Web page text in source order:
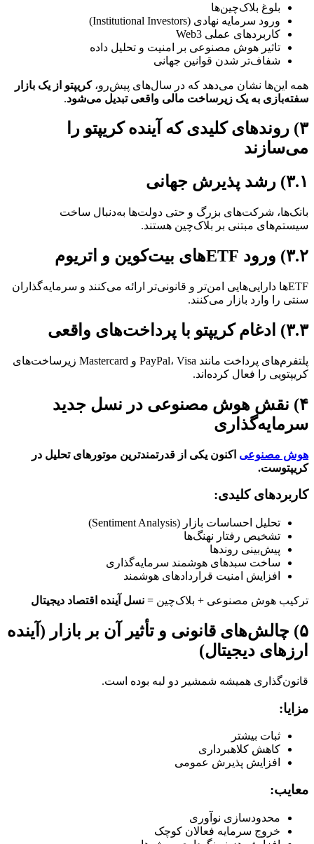
بلوغ بلاک‌چین‌ها
ورود سرمایه نهادی (Institutional Investors)
کاربردهای عملی Web3
تاثیر هوش مصنوعی بر امنیت و تحلیل داده
شفاف‌تر شدن قوانین جهانی
همه این‌ها نشان می‌دهد که در سال‌های پیش‌رو،کریپتو از یک بازار
سفته‌بازی به یک زیرساخت مالی واقعی تبدیل می‌شود.
۳) روندهای کلیدی که آینده کریپتو را
می‌سازند
۳.۱) رشد پذیرش جهانی
بانک‌ها، شرکت‌های بزرگ و حتی دولت‌ها به‌دنبال ساخت
سیستم‌های مبتنی بر بلاک‌چین هستند.
۳.۲) ورود ETFهای بیت‌کوین و اتریوم
ETFها دارایی‌هایی امن‌تر و قانونی‌تر ارائه می‌کنند و سرمایه‌گذاران
سنتی را وارد بازار می‌کنند.
۳.۳) ادغام کریپتو با پرداخت‌های واقعی
پلتفرم‌های پرداخت مانند PayPal، Visa و Mastercard زیرساخت‌های
کریپتویی را فعال کرده‌اند.
۴) نقش هوش مصنوعی در نسل جدید
سرمایه‌گذاری
هوش مصنوعی اکنون یکی از قدرتمندترین موتورهای تحلیل در
کریپتوست.
کاربردهای کلیدی:
تحلیل احساسات بازار (Sentiment Analysis)
تشخیص رفتار نهنگ‌ها
پیش‌بینی روندها
ساخت سبدهای هوشمند سرمایه‌گذاری
افزایش امنیت قراردادهای هوشمند
ترکیب هوش مصنوعی + بلاک‌چین = نسل آینده اقتصاد دیجیتال
۵) چالش‌های قانونی و تأثیر آن بر بازار
(آینده
ارزهای دیجیتال)
قانون‌گذاری همیشه شمشیر دو لبه بوده است.
مزایا:
ثبات بیشتر
کاهش کلاهبرداری
افزایش پذیرش عمومی
معایب:
محدودسازی نوآوری
خروج سرمایه فعالان کوچک